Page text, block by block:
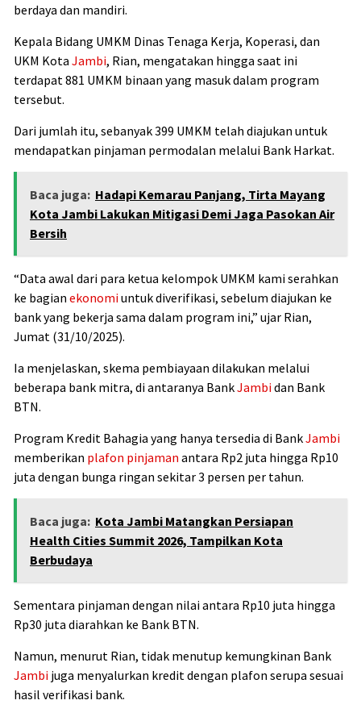
berdaya dan mandiri.
Kepala Bidang UMKM Dinas Tenaga Kerja, Koperasi, dan
UKM Kota Jambi, Rian, mengatakan hingga saat ini
terdapat 881 UMKM binaan yang masuk dalam program
tersebut.
Dari jumlah itu, sebanyak 399 UMKM telah diajukan untuk
mendapatkan pinjaman permodalan melalui Bank Harkat.
Baca juga: Hadapi Kemarau Panjang, Tirta Mayang
Kota Jambi Lakukan Mitigasi Demi Jaga Pasokan Air
Bersih
“Data awal dari para ketua kelompok UMKM kami serahkan
ke bagian ekonomiuntuk diverifikasi, sebelum diajukan ke
bank yang bekerja sama dalam program ini,” ujar Rian,
Jumat (31/10/2025).
Ia menjelaskan, skema pembiayaan dilakukan melalui
beberapa bank mitra, di antaranya BankJambidan Bank
BTN.
Program Kredit Bahagia yang hanya tersedia di BankJambi
memberikan plafon pinjaman antara Rp2 juta hingga Rp10
juta dengan bunga ringan sekitar 3 persen per tahun.
Baca juga: Kota Jambi Matangkan Persiapan
Health Cities Summit 2026, Tampilkan Kota
Berbudaya
Sementara pinjaman dengan nilai antara Rp10 juta hingga
Rp30 juta diarahkan ke Bank BTN.
Namun, menurut Rian, tidak menutup kemungkinan Bank
Jambi juga menyalurkan kredit dengan plafon serupa sesuai
hasil verifikasi bank.